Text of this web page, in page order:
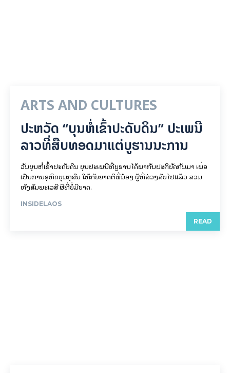
ARTS AND CULTURES
ປະຫວັດ “ບຸນຫໍ່ເຂົ້າປະດັບດິນ” ປະເພນີ
ລາວທີ່ສືບທອດມາແຕ່ບູຮານນະການ
ວັນບຸນຫໍ່ເຂົ້າປະດັບດິນ ບຸນປະເພນີທີ່ບູຮານໄດ້ພາກັນປະຕິບັດກັນມາ ເພື່ອ
ເປັນການອຸທິດບຸນກຸສົນ ໃຫ້ກັບຍາດຕິພີ່ນ້ອງ ຜູ້ທີ່ລ່ວງລັບໄປແລ້ວ ລວມ
ທັງສັມພະເວສີ ຜີທີ່ບໍ່ມີຍາດ.
INSIDELAOS
READ